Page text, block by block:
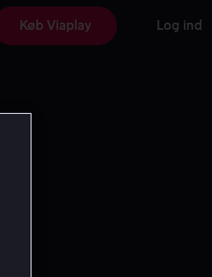
Køb Viaplay Log ind